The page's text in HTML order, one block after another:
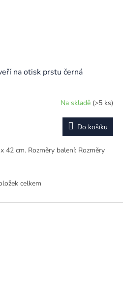
na otisk prstu černá
Na skladě (>5 ks)
Do košíku
42 cm. Rozměry balení: Rozměry
O
l
celkem